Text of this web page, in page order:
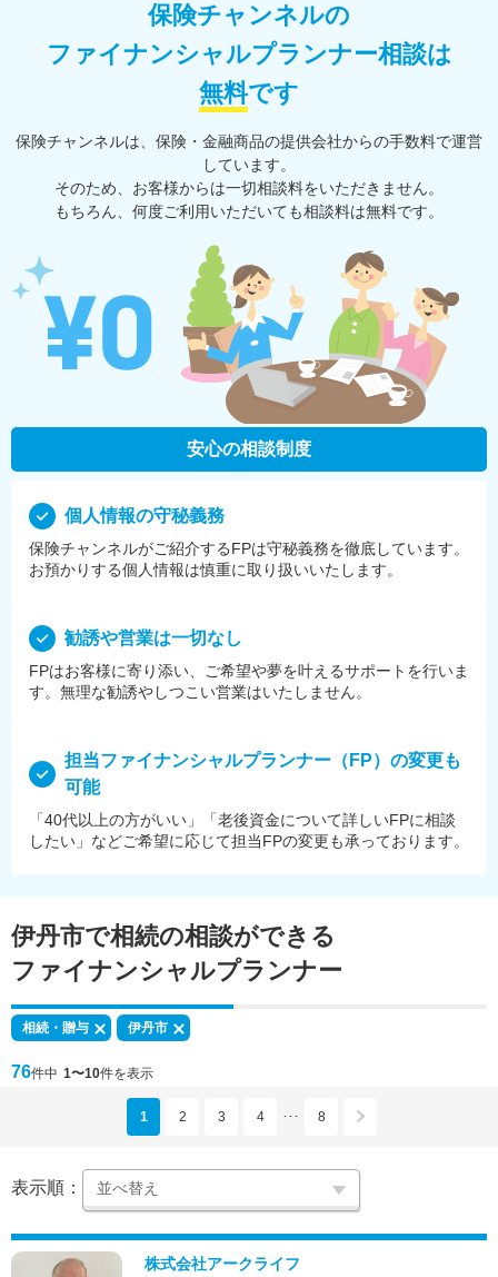
保険チャンネルの
ファイナンシャルプランナー相談は
無料です
保険チャンネルは、保険・⾦融商品の提供会社からの⼿数料で運営
しています。
そのため、お客様からは一切相談料をいただきません。
もちろん、何度ご利⽤いただいても相談料は無料です。
安心の相談制度
個⼈情報の守秘義務
保険チャンネルがご紹介するFPは守秘義務を徹底しています。
お預かりする個⼈情報は慎重に取り扱いいたします。
勧誘や営業は⼀切なし
FPはお客様に寄り添い、ご希望や夢を叶えるサポートを⾏いま
す。無理な勧誘やしつこい営業はいたしません。
担当ファイナンシャルプランナー（FP）の変更も
可能
「40代以上の方がいい」「老後資金について詳しいFPに相談
したい」などご希望に応じて担当FPの変更も承っております。
伊丹市で相続の相談ができる
ファイナンシャルプランナー
相続・贈与 伊丹市
76件中 1〜10件を表示
1 2 3 4 ･･･ 8
表示順：
株式会社アークライフ